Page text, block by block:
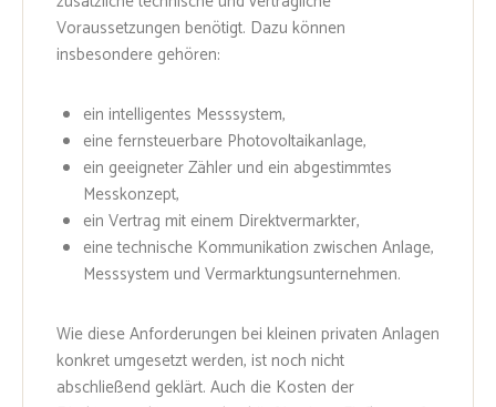
Voraussetzungen benötigt. Dazu können
insbesondere gehören:
ein intelligentes Messsystem,
eine fernsteuerbare Photovoltaikanlage,
ein geeigneter Zähler und ein abgestimmtes
Messkonzept,
ein Vertrag mit einem Direktvermarkter,
eine technische Kommunikation zwischen Anlage,
Messsystem und Vermarktungsunternehmen.
Wie diese Anforderungen bei kleinen privaten Anlagen
konkret umgesetzt werden, ist noch nicht
abschließend geklärt. Auch die Kosten der